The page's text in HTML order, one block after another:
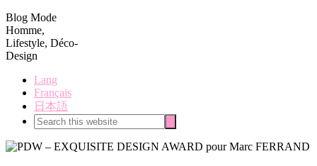
Blog Mode
Homme,
Lifestyle, Déco-
Design
Lang
Français
日本語
Search
this
website